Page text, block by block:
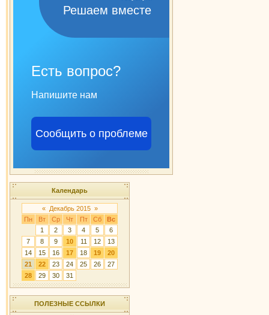
Решаем вместе
Есть вопрос?
Напишите нам
Сообщить о проблеме
Календарь
« Декабрь 2015 »
Пн
Вт Ср Чт Пт Сб
Вс
1
2 3 4 5
6
7
8 9 10 11 12
13
14
15 16 17 18 19
20
21
22 23 24 25 26
27
28
29 30 31
ПОЛЕЗНЫЕ ССЫЛКИ